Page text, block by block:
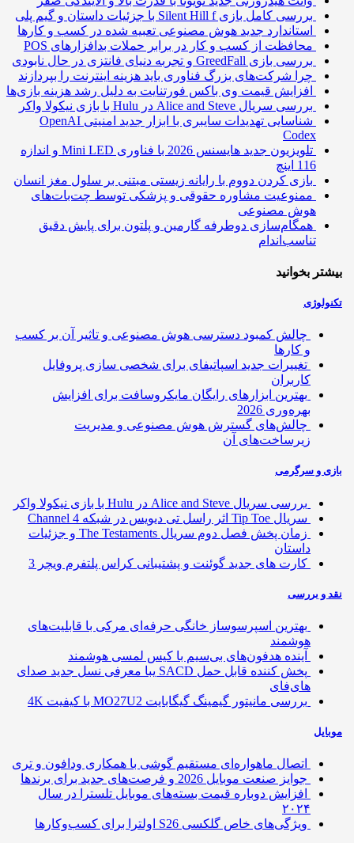
بررسی کامل بازی Silent Hill f با جزئیات داستان و گیم پلی
استاندارد جدید هوش مصنوعی تعبیه شده در کسب و کارها
محافظت از کسب و کار در برابر حملات بدافزارهای POS
بررسی بازی GreedFall و تجربه دنیای فانتزی در حال نابودی
چرا شرکت‌های بزرگ فناوری باید هزینه اینترنت را بپردازند
افزایش قیمت وی باکس فورتنایت به دلیل رشد هزینه بازی‌ها
بررسی سریال Alice and Steve در Hulu با بازی نیکولا واکر
شناسایی تهدیدات سایبری با ابزار جدید امنیتی OpenAI
Codex
تلویزیون جدید هایسنس 2026 با فناوری Mini LED و اندازه
بازی کردن دووم با رایانه زیستی مبتنی بر سلول مغز انسان
ممنوعیت مشاوره حقوقی و پزشکی توسط چت‌بات‌های
هوش مصنوعی
همگام‌سازی دوطرفه گارمین و پلتون برای پایش دقیق
تناسب‌اندام
بخوانید
چالش کمبود دسترسی هوش مصنوعی و تاثیر آن بر کسب
و کارها
تغییرات جدید اسپاتیفای برای شخصی سازی پروفایل
کاربران
بهترین ابزارهای رایگان مایکروسافت برای افزایش
بهره‌وری 2026
چالش‌های گسترش هوش مصنوعی و مدیریت
زیرساخت‌های آن
و سرگرمی
بررسی سریال Alice and Steve در Hulu با بازی نیکولا واکر
سریال Tip Toe اثر راسل تی دیویس در شبکه Channel 4
زمان پخش فصل دوم سریال The Testaments و جزئیات
داستان
کارت های جدید گوئنت و پشتیبانی کراس پلتفرم ویچر 3
و بررسی
بهترین اسپرسوساز خانگی حرفه‌ای مرکی با قابلیت‌های
هوشمند
آینده هدفون‌های بی‌سیم با کیس لمسی هوشمند
پخش کننده قابل حمل SACD یبا معرفی نسل جدید صدای
های‌فای
بررسی مانیتور گیمینگ گیگابایت MO27U2 با کیفیت 4K
اتصال ماهواره‌ای مستقیم گوشی‌ با همکاری ودافون و تری
جوایز صنعت موبایل 2026 و فرصت‌های جدید برای برندها
افزایش دوباره قیمت بسته‌های موبایل تلسترا در سال
۲۰۲۴
ویژگی‌های خاص گلکسی S26 اولترا برای کسب‌وکارها